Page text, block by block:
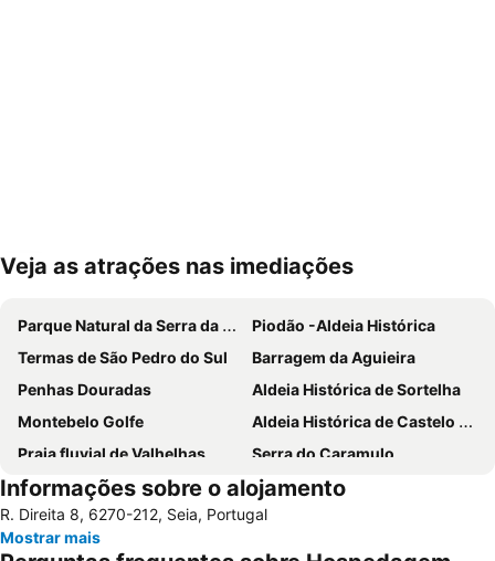
Ampliar mapa
Veja as atrações nas imediações
Parque Natural da Serra da Estrela
Piodão -Aldeia Histórica
Termas de São Pedro do Sul
Barragem da Aguieira
Penhas Douradas
Aldeia Histórica de Sortelha
Montebelo Golfe
Aldeia Histórica de Castelo Novo
Praia fluvial de Valhelhas
Serra do Caramulo
Praia Fluvial da Peneda
Aldeia Histórica Linhares da Beira
Fluvial de Avô
Parque de Campismo Curral do Negro Gouveia
Praia Fluvial das Canaveias
Praia Fluvial do Reconquinho
Informações sobre o alojamento
R. Direita 8, 6270-212, Seia, Portugal
Mostrar mais